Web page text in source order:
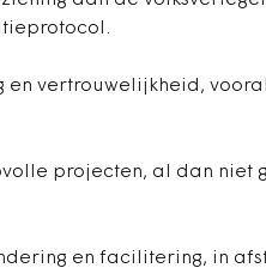
en vertrouwelijkheid,
projecten, al dan niet
en facilitering, in